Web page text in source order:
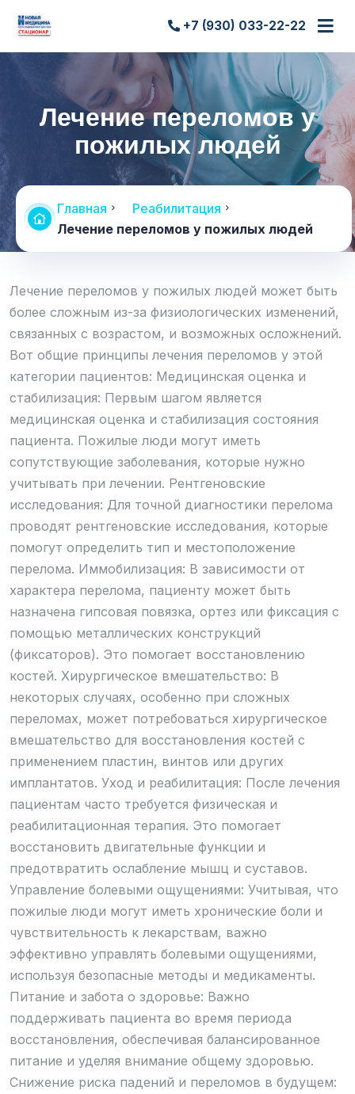
+7 (930) 033-22-22
Лечение переломов у
пожилых людей
Главная
Реабилитация
Лечение переломов у пожилых людей
Лечение переломов у пожилых людей может быть
более сложным из-за физиологических изменений,
связанных с возрастом, и возможных осложнений.
Вот общие принципы лечения переломов у этой
категории пациентов: Медицинская оценка и
стабилизация: Первым шагом является
медицинская оценка и стабилизация состояния
пациента. Пожилые люди могут иметь
сопутствующие заболевания, которые нужно
учитывать при лечении. Рентгеновские
исследования: Для точной диагностики перелома
проводят рентгеновские исследования, которые
помогут определить тип и местоположение
перелома. Иммобилизация: В зависимости от
характера перелома, пациенту может быть
назначена гипсовая повязка, ортез или фиксация с
помощью металлических конструкций
(фиксаторов). Это помогает восстановлению
костей. Хирургическое вмешательство: В
некоторых случаях, особенно при сложных
переломах, может потребоваться хирургическое
вмешательство для восстановления костей с
применением пластин, винтов или других
имплантатов. Уход и реабилитация: После лечения
пациентам часто требуется физическая и
реабилитационная терапия. Это помогает
восстановить двигательные функции и
предотвратить ослабление мышц и суставов.
Управление болевыми ощущениями: Учитывая, что
пожилые люди могут иметь хронические боли и
чувствительность к лекарствам, важно
эффективно управлять болевыми ощущениями,
используя безопасные методы и медикаменты.
Питание и забота о здоровье: Важно
поддерживать пациента во время периода
восстановления, обеспечивая балансированное
питание и уделяя внимание общему здоровью.
Снижение риска падений и переломов в будущем: